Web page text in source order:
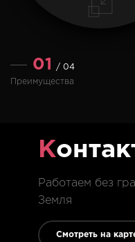
01
/ 04
Преимущества
К
Работаем без
Земля
Смотреть на